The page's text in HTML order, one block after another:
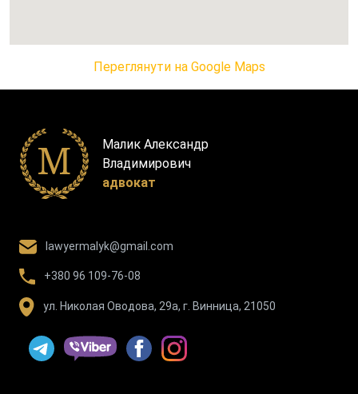
Переглянути на Google Maps
Малик Александр
Владимирович
адвокат
lawyermalyk@gmail.com
+380 96 109-76-08
ул. Николая Оводова, 29а, г. Винница, 21050